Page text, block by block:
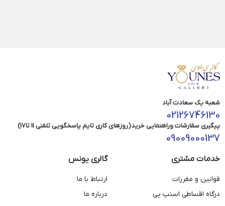
شعبه یک سعادت آباد
02126746130
پیگیری سفارشات وراهنمایی خرید(روزهای کاری تایم پاسخگویی تلفنی 11 تا17)
09009000137
خدمات مشتری
قوانین و مقررات
درگاه اقساطی اسنپ پی
گالری یونس
ارتباط با ما
درباره ما